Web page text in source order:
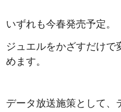
いずれも今春発売予定。
ジュエルをかざすだけで
めます。
データ放送施策として、